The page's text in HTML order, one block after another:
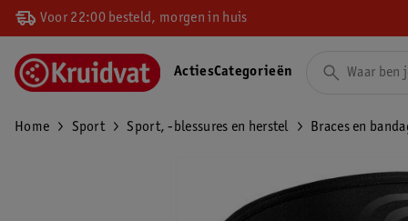
Voor 22:00 besteld, morgen in huis
ActiesCategorieën
Home Sport Sport, -blessures en herstel Braces en